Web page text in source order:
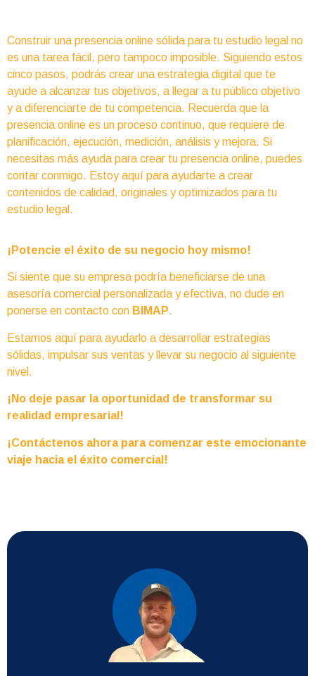
Construir una presencia online sólida para tu estudio legal no
es una tarea fácil, pero tampoco imposible. Siguiendo estos
cinco pasos, podrás crear una estrategia digital que te
ayude a alcanzar tus objetivos, a llegar a tu público objetivo
y a diferenciarte de tu competencia. Recuerda que la
presencia online es un proceso continuo, que requiere de
planificación, ejecución, medición, análisis y mejora. Si
necesitas más ayuda para crear tu presencia online, puedes
contar conmigo. Estoy aquí para ayudarte a crear
contenidos de calidad, originales y optimizados para tu
estudio legal.
¡Potencie el éxito de su negocio hoy mismo!
Si siente que su empresa podría beneficiarse de una
asesoría comercial personalizada y efectiva, no dude en
ponerse en contacto con BIMAP.
Estamos aquí para ayudarlo a desarrollar estrategias
sólidas, impulsar sus ventas y llevar su negocio al siguiente
nivel.
¡No deje pasar la oportunidad de transformar su
realidad empresarial!
¡Contáctenos ahora para comenzar este emocionante
viaje hacia el éxito comercial!